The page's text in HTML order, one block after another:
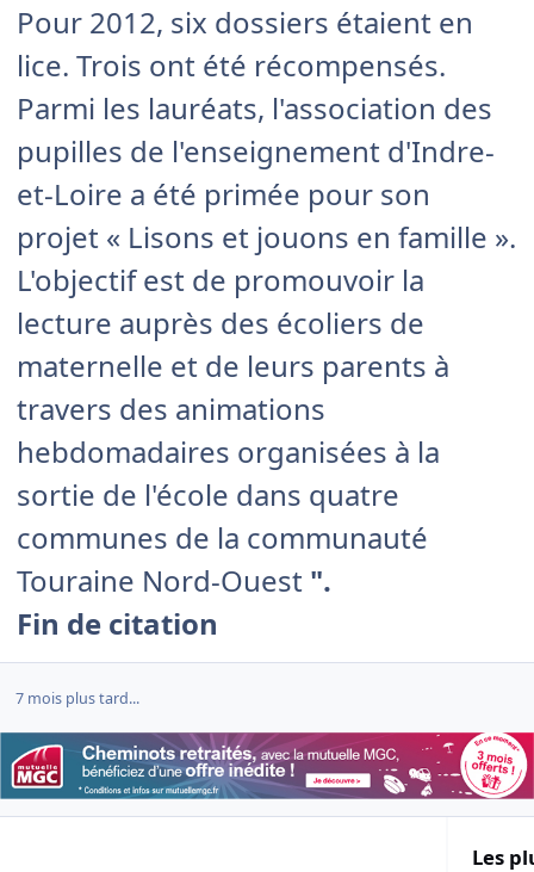
Pour 2012, six dossiers étaient en
lice. Trois ont été récompensés.
Parmi les lauréats, l'association des
pupilles de l'enseignement d'Indre-
et-Loire a été primée pour son
projet « Lisons et jouons en famille ».
L'objectif est de promouvoir la
lecture auprès des écoliers de
maternelle et de leurs parents à
travers des animations
hebdomadaires organisées à la
sortie de l'école dans quatre
communes de la communauté
Touraine Nord-Ouest ".
Fin de citation
7 mois plus tard...
Les